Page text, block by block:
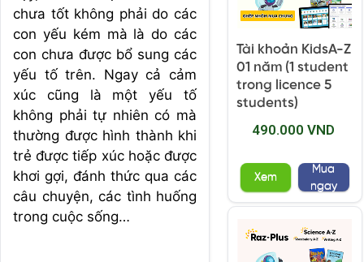
chưa tốt không phải do các
con yếu kém mà là do các
con chưa được bổ sung các
yếu tố trên. Ngay cả cảm
xúc cũng là một yếu tố
không phải tự nhiên có mà
thường được hình thành khi
trẻ được tiếp xúc hoặc được
khơi gợi, đánh thức qua các
câu chuyện, các tình huống
trong cuộc sống…
Tài khoản KidsA-Z
01 năm (1 student
trong licence 5
students)
490.000 VND
Xem
Mua
ngay